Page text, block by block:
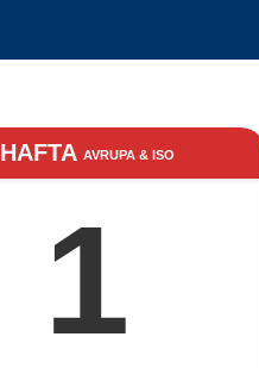
HAFTA AVRUPA & ISO
1